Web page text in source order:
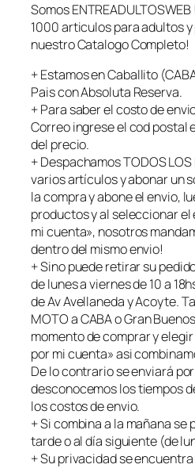
u
m
i
s
i
o
n
c
a
n
t
i
d
a
d
Somos
1000 articulos para adultos y
nuestro Catalogo Completo!
+ Estamos en Caballito
Pais con Absoluta Reserva.
+ Para saber el costo de
Correo ingrese el cod postal
del precio.
+ Despachamos TODOS
varios artículos y abonar un
la compra y abone el envio,
productos y al seleccionar
mi cuenta», nosotros
dentro del mismo envio!
+ Sino puede retirar su
de lunes a viernes de 10 a
de Av Avellaneda y Acoyte.
MOTO a CABA o Gran
momento de comprar y
por mi cuenta» asi
De lo contrario se enviará
desconocemos los tiempos
los costos de envio.
+ Si combina a la mañana se
tarde o al día siguiente (de
+ Su privacidad se encuentra